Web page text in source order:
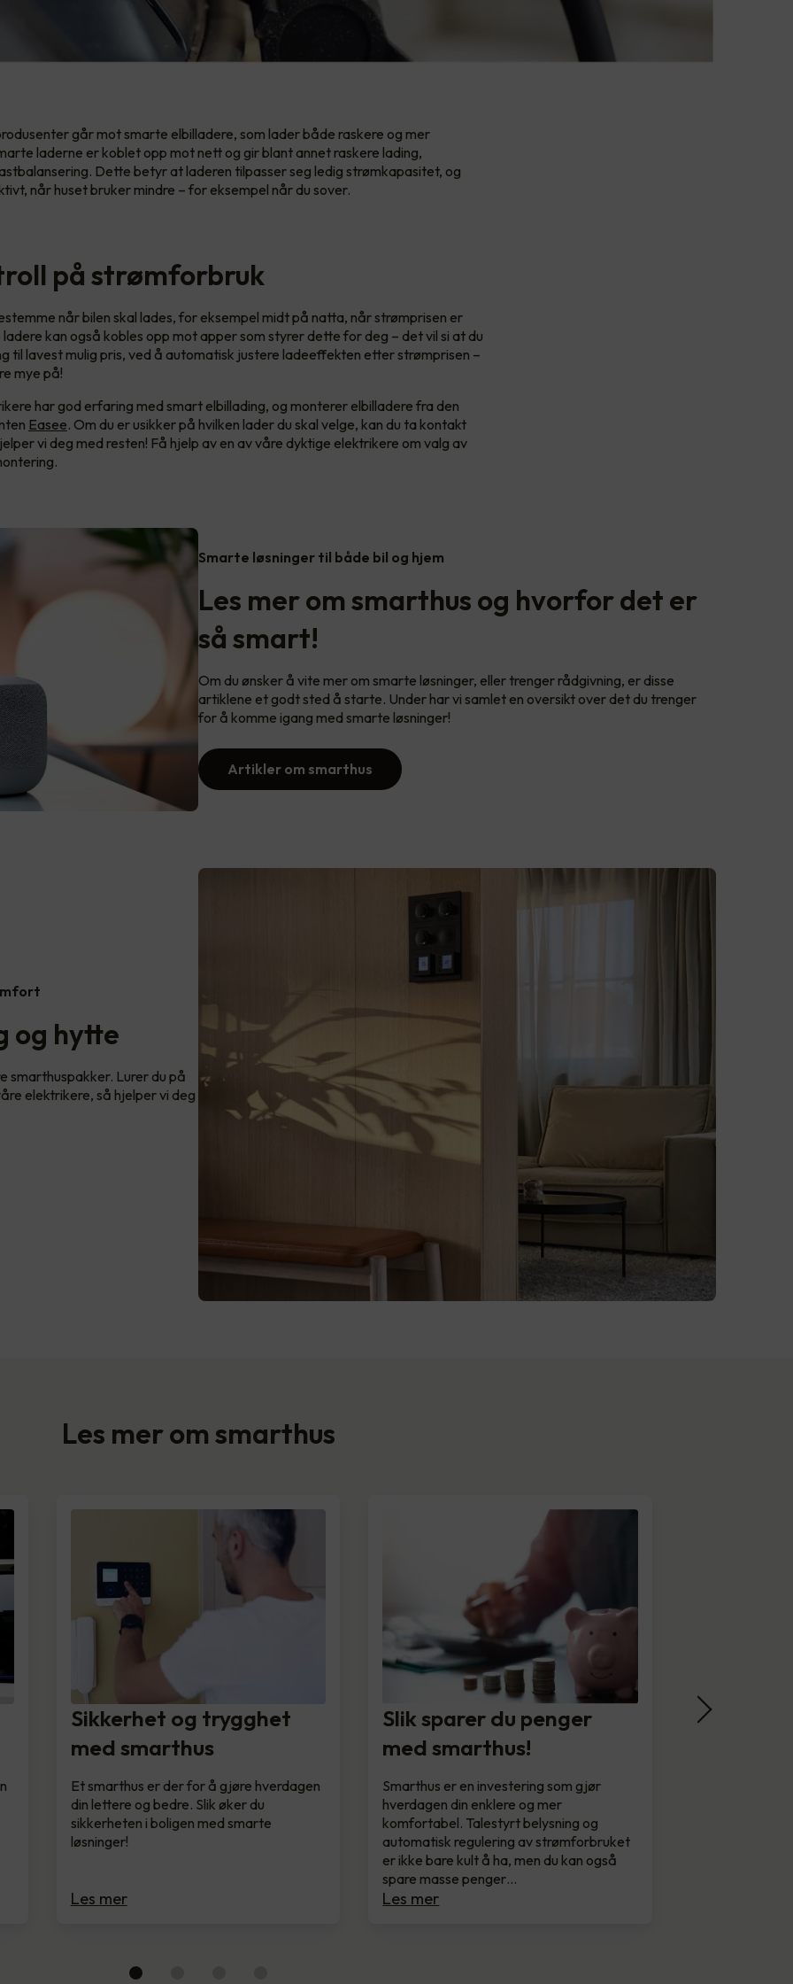
går mot smarte elbilladere, som lader både raskere og mer
laderne er koblet opp mot nett og gir blant annet raskere lading,
Dette betyr at laderen tilpasser seg ledig strømkapasitet, og
når huset bruker mindre – for eksempel når du sover.
på strømforbruk
når bilen skal lades, for eksempel midt på natta, når strømprisen er
kan også kobles opp mot apper som styrer dette for deg – det vil si at du
til lavest mulig pris, ved å automatisk justere ladeeffekten etter strømprisen –
mye på!
har god erfaring med smart elbillading, og monterer elbilladere fra den
Easee. Om du er usikker på hvilken lader du skal velge, kan du ta kontakt
vi deg med resten! Få hjelp av en av våre dyktige elektrikere om valg av
Smarte løsninger til både bil og hjem
Les mer om smarthus og hvorfor det er
så smart!
Om du ønsker å vite mer om smarte løsninger, eller trenger rådgivning, er disse
artiklene et godt sted å starte. Under har vi samlet en oversikt over det du trenger
for å komme igang med smarte løsninger!
Artikler om smarthus
og hytte
smarthuspakker. Lurer du på
elektrikere, så hjelper vi deg
Les mer om smarthus
Sikkerhet og trygghet
med smarthus
Et smarthus er der for å gjøre hverdagen
din lettere og bedre. Slik øker du
sikkerheten i boligen med smarte
løsninger!
Les mer
Slik sparer du penger
med smarthus!
Smarthus er en investering som gjør
hverdagen din enklere og mer
komfortabel. Talestyrt belysning og
automatisk regulering av strømforbruket
er ikke bare kult å ha, men du kan også
spare masse penger…
Les mer